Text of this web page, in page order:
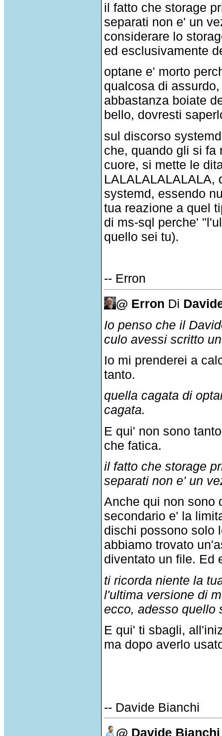
il fatto che storage
separati non e' un
considerare lo
ed esclusivamente
optane e' morto
qualcosa di
abbastanza boiate
bello, dovresti
sul discorso
che, quando gli si fa
cuore, si mette le
LALALALALALALA,
systemd, essendo
tua reazione a quel
di ms-sql perche'
quello sei tu).
-- Erron
@ Erron Di
Io penso che il
culo avessi scritto
Io mi prenderei a
tanto.
quella cagata di
cagata.
E qui' non sono
che fatica.
il fatto che storage
separati non e' un
Anche qui non sono
secondario e' la
dischi possono solo
abbiamo trovato
diventato un file. Ed
ti ricorda niente la
l'ultima versione di
ecco, adesso quello
E qui' ti sbagli,
ma dopo averlo
-- Davide Bianchi
@ Davide Bianchi